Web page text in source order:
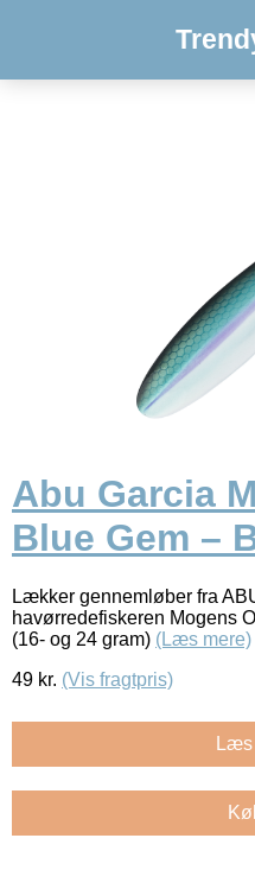
Abu Garcia
Blue Gem –
Lækker gennemløber fra
havørredefiskeren Mogens
(16- og 24 gram) (Læs mere)
49 kr. (Vis fragtpris)
Læs